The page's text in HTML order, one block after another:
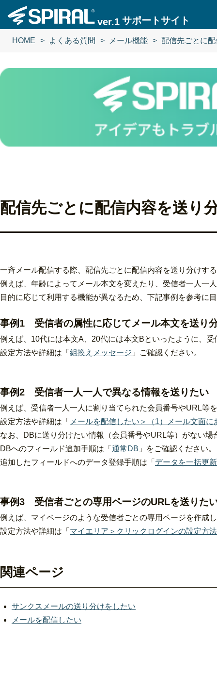
ver.1 サポートサイト
HOME よくある質問 メール機能 配信先ごとに
配信先ごとに配信内容を送り
一斉メール配信する際、配信先ごとに配信内容を送り分けす
例えば、年齢によってメール本文を変えたり、受信者一人一
目的に応じて利用する機能が異なるため、下記事例を参考に
事例1 受信者の属性に応じてメール本文を送り
例えば、10代には本文A、20代には本文Bといったように、
設定方法や詳細は「 組換えメッセージ 」ご確認ください。
事例2 受信者一人一人で異なる情報を送りたい
例えば、受信者一人一人に割り当てられた会員番号やURL等
設定方法や詳細は「 メールを配信したい＞（1）メール文面
なお、DBに送り分けたい情報（会員番号やURL等）がない
DBへのフィールド追加手順は「 通常DB 」をご確認ください。
追加したフィールドへのデータ登録手順は「 データを一括更
事例3 受信者ごとの専用ページのURLを送りた
例えば、マイページのような受信者ごとの専用ページを作成
設定方法や詳細は「 マイエリア＞クリックログインの設定方法
関連ページ
サンクスメールの送り分けをしたい
メールを配信したい